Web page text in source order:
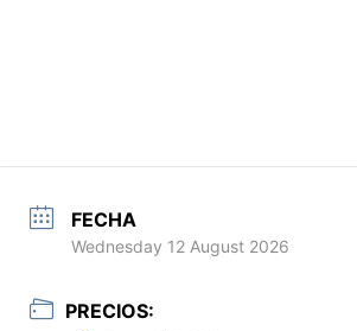
FECHA
Wednesday 12 August 2026
PRECIOS: